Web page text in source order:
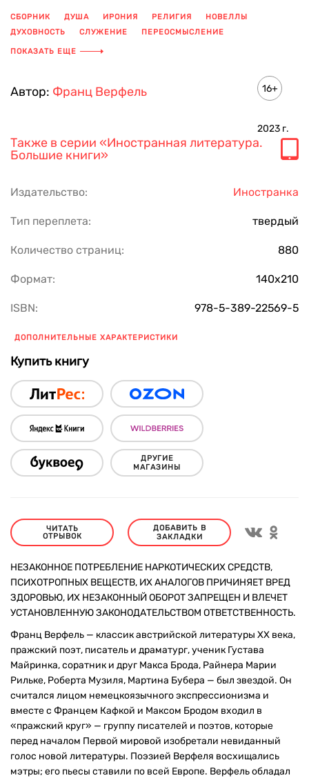
СБОРНИК ДУША ИРОНИЯ РЕЛИГИЯ
НОВЕЛЛЫ
ДУХОВНОСТЬ
СЛУЖЕНИЕ
ПЕРЕОСМЫСЛЕНИЕ
АВСТРИЙСКАЯ ЛИТЕРАТУРА
ПОКАЗАТЬ ЕЩЕ
Автор: Франц Верфель 16+
2023 г.
Также в серии «Иностранная литература.
Большие книги»
Издательство: Иностранка
Тип переплета: твердый
Количество страниц: 880
Формат: 140х210
ISBN: 978-5-389-22569-5
ДОПОЛНИТЕЛЬНЫЕ ХАРАКТЕРИСТИКИ
Купить книгу
ДРУГИЕ
МАГАЗИНЫ
ЧИТАТЬ
ОТРЫВОК
ДОБАВИТЬ В
ЗАКЛАДКИ
НЕЗАКОННОЕ ПОТРЕБЛЕНИЕ НАРКОТИЧЕСКИХ СРЕДСТВ,
ПСИХОТРОПНЫХ ВЕЩЕСТВ, ИХ АНАЛОГОВ ПРИЧИНЯЕТ ВРЕД
ЗДОРОВЬЮ, ИХ НЕЗАКОННЫЙ ОБОРОТ ЗАПРЕЩЕН И ВЛЕЧЕТ
УСТАНОВЛЕННУЮ ЗАКОНОДАТЕЛЬСТВОМ ОТВЕТСТВЕННОСТЬ.
Франц Верфель — классик австрийской литературы XX века,
пражский поэт, писатель и драматург, ученик Густава
Майринка, соратник и друг Макса Брода, Райнера Марии
Рильке, Роберта Музиля, Мартина Бубера — был звездой. Он
считался лицом немецкоязычного экспрессионизма и
вместе с Францем Кафкой и Максом Бродом входил в
«пражский круг» — группу писателей и поэтов, которые
перед началом Первой мировой изобретали невиданный
голос новой литературы. Поэзией Верфеля восхищались
мэтры; его пьесы ставили по всей Европе. Верфель обладал